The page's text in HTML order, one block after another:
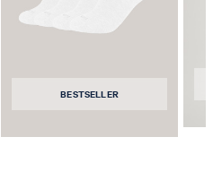
BESTSELLER